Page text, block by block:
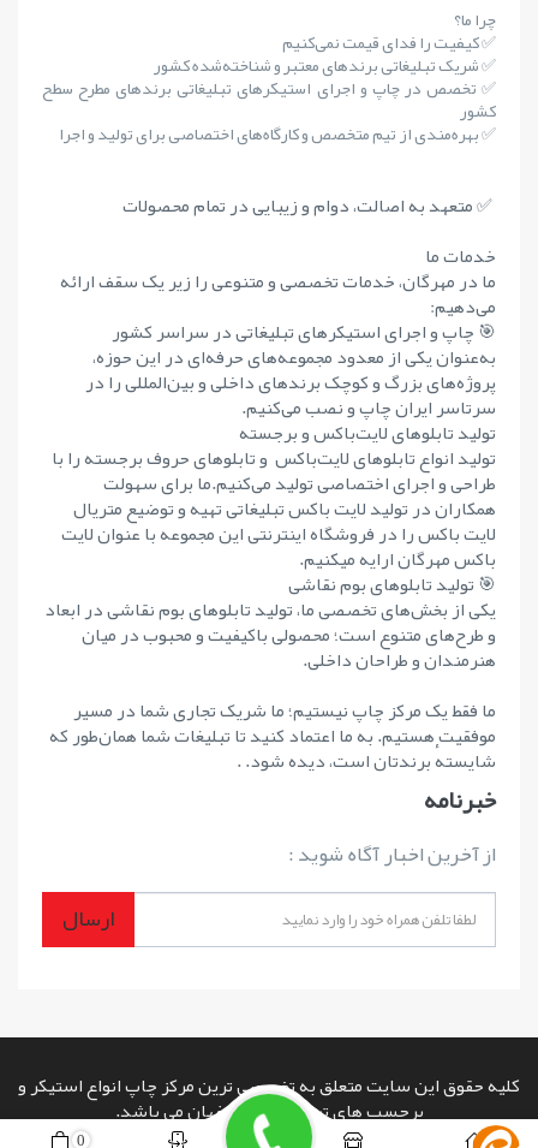
چرا ما؟
✅ کیفیت را فدای قیمت نمی‌کنیم
✅ شریک تبلیغاتی برندهای معتبر و شناخته‌شده کشور
✅ تخصص در چاپ و اجرای استیکرهای تبلیغاتی برندهای مطرح سطح
کشور
✅ بهره‌مندی از تیم متخصص و کارگاه‌های اختصاصی برای تولید و اجرا
✅ متعهد به اصالت، دوام و زیبایی در تمام محصولات
خدمات ما
ما در مهرگان، خدمات تخصصی و متنوعی را زیر یک سقف ارائه
می‌دهیم:
🎯 چاپ و اجرای استیکرهای تبلیغاتی در سراسر کشور
به‌عنوان یکی از معدود مجموعه‌های حرفه‌ای در این حوزه،
پروژه‌های بزرگ و کوچک برندهای داخلی و بین‌المللی را در
سرتاسر ایران چاپ و نصب می‌کنیم.
تولید تابلوهای لایت‌باکس و برجسته
تولید انواع تابلوهای لایت‌باکس و تابلوهای حروف برجسته را با
طراحی و اجرای اختصاصی تولید می‌کنیم.ما برای سهولت
همکاران در تولید لایت باکس تبلیغاتی تهیه و توضیع متریال
لایت باکس را در فروشگاه اینترنتی این مجموعه با عنوان لایت
باکس مهرگان ارایه میکنیم.
🎯 تولید تابلوهای بوم نقاشی
یکی از بخش‌های تخصصی ما، تولید تابلوهای بوم نقاشی در ابعاد
و طرح‌های متنوع است؛ محصولی باکیفیت و محبوب در میان
هنرمندان و طراحان داخلی.
ما فقط یک مرکز چاپ نیستیم؛ ما شریک تجاری شما در مسیر
موفقیت هستیم. به ما اعتماد کنید تا تبلیغات شما همان‌طور که
شایستهٔ برندتان است، دیده شود. .
خبرنامه
از آخرین اخبار آگاه شوید :
ارسال
کلیه حقوق این سایت متعلق به تخصصی ترین مرکز چاپ انواع استیکر و
برچسب های تبلیغاتی در اصفهان می باشد.
copyright © 2026 powered by www.rashinweb.com